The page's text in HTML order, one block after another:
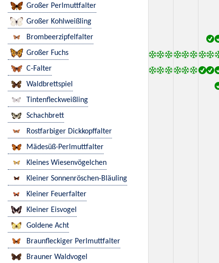
Großer Perlmuttfalter
Großer Kohlweißling
Brombeerzipfelfalter
Großer Fuchs
C-Falter
Waldbrettspiel
Tintenfleckweißling
Schachbrett
Rostfarbiger Dickkopffalter
Mädesüß-Perlmuttfalter
Kleines Wiesenvögelchen
Kleiner Sonnenröschen-Bläuling
Kleiner Feuerfalter
Kleiner Eisvogel
Goldene Acht
Braunfleckiger Perlmuttfalter
Brauner Waldvogel